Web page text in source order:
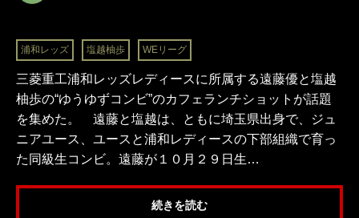
浦和レッズ 塩越柚歩 WEリーグ
三菱重工浦和レッズレディースに所属する遠藤優と塩越
柚歩の“ゆうゆずコンビ”のカフェランチショットが話題
を集めた。 遠藤と塩越は、ともに埼玉県出身で、ジュ
ニアユース、ユースと浦和レディースの下部組織で育っ
た同級生コンビ。遠藤が１０月２９日生…
続きを読む